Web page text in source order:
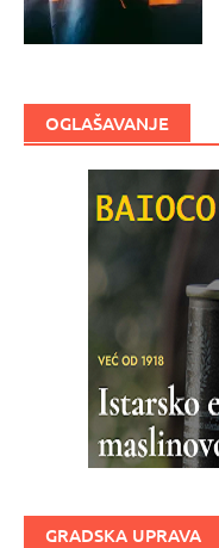
OGLAŠAVANJE
GRADSKA UPRAVA